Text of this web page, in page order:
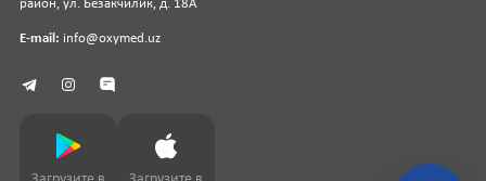
район, ул. Безакчилик, д. 18А
E-mail: info@oxymed.uz